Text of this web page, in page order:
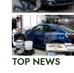
TOP NEWS